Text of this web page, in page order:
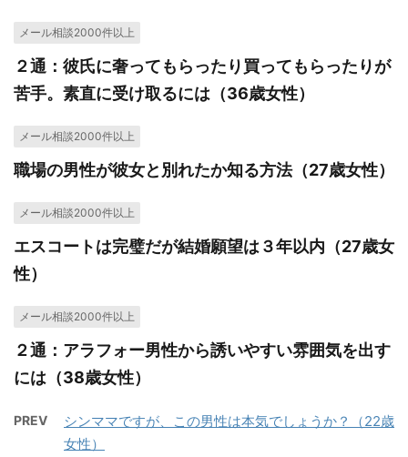
メール相談2000件以上
２通：彼氏に奢ってもらったり買ってもらったりが
苦手。素直に受け取るには（36歳女性）
メール相談2000件以上
職場の男性が彼女と別れたか知る方法（27歳女性）
メール相談2000件以上
エスコートは完璧だが結婚願望は３年以内（27歳女
性）
メール相談2000件以上
２通：アラフォー男性から誘いやすい雰囲気を出す
には（38歳女性）
PREV
シンママですが、この男性は本気でしょうか？（22歳
女性）